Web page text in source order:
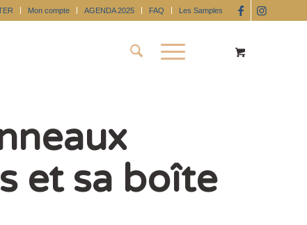
Mon compte AGENDA 2025 FAQ Les Samples
et sa boîte